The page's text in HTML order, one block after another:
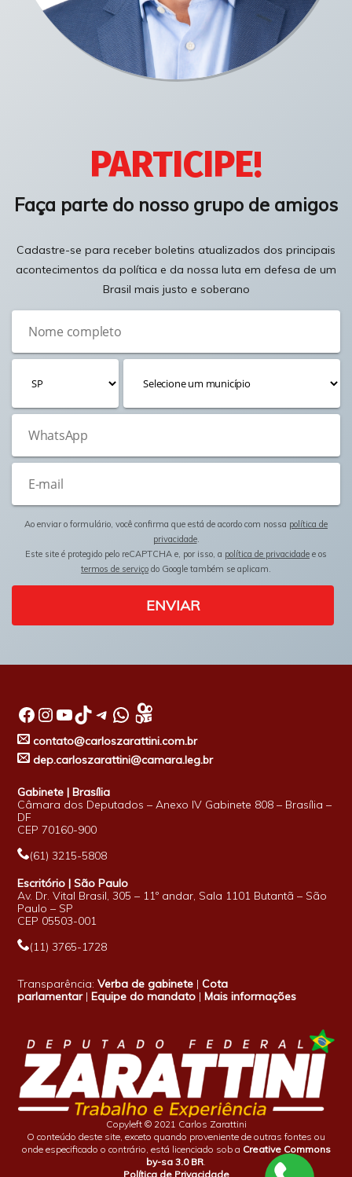
PARTICIPE!
Faça parte do nosso grupo de amigos
Cadastre-se para receber boletins atualizados dos principais
acontecimentos da política e da nossa luta em defesa de um
Brasil mais justo e soberano
Ao enviar o formulário, você confirma que está de acordo com nossa política de
privacidade.
Este site é protegido pelo reCAPTCHA e, por isso, a política de privacidade e os
termos de serviço do Google também se aplicam.
ENVIAR
Facebook InstagramYoutube TikTok Telegram WhatsApp
contato@carloszarattini.com.br
dep.carloszarattini@camara.leg.br
Gabinete | Brasília
Câmara dos Deputados – Anexo IV Gabinete 808 – Brasília –
DF
CEP 70160-900
(61) 3215-5808
Escritório | São Paulo
Av. Dr. Vital Brasil, 305 – 11º andar, Sala 1101 Butantã – São
Paulo – SP
CEP 05503-001
(11) 3765-1728
Transparência:Verba de gabinete |Cota
parlamentar|Equipe do mandato |Mais informações
Copyleft © 2021 Carlos Zarattini
O conteúdo deste site, exceto quando proveniente de outras fontes ou
onde especificado o contrário, está licenciado sob a Creative Commons
by-sa 3.0 BR
Política de Privacidade